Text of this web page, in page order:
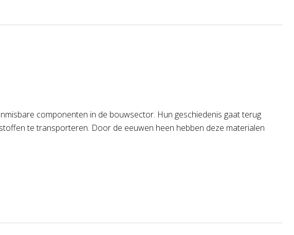
componenten in de bouwsector. Hun geschiedenis gaat terug
te transporteren. Door de eeuwen heen hebben deze materialen